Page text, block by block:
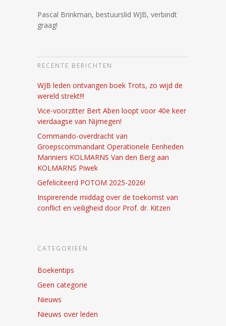
Pascal Brinkman, bestuurslid WJB, verbindt
graag!
RECENTE BERICHTEN
WJB leden ontvangen boek Trots, zo wijd de
wereld strekt!!!
Vice-voorzitter Bert Aben loopt voor 40e keer
vierdaagse van Nijmegen!
Commando-overdracht van
Groepscommandant Operationele Eenheden
Mariniers KOLMARNS Van den Berg aan
KOLMARNS Piwek
Gefeliciteerd POTOM 2025-2026!
Inspirerende middag over de toekomst van
conflict en veiligheid door Prof. dr. Kitzen
CATEGORIEËN
Boekentips
Geen categorie
Nieuws
Nieuws over leden